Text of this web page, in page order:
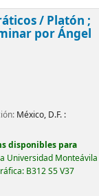
/ Platón ;
por Ángel
México, D.F. :
disponibles para
Universidad Monteávila
B312 S5 V37